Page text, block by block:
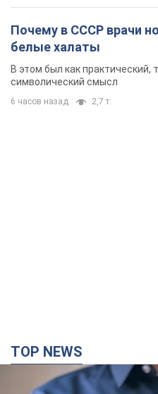
Почему в СССР врачи
белые халаты
В этом был как практический,
символический смысл
6 часов назад 2,7 т.
TOP NEWS